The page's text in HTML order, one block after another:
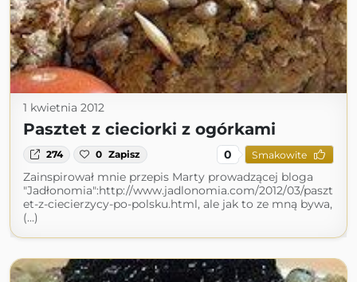
1 kwietnia 2012
Pasztet z cieciorki z ogórkami
274 0 Zapisz 0 Smakowite
Zainspirował mnie przepis Marty prowadzącej bloga
"Jadłonomia":http://www.jadlonomia.com/2012/03/paszt
et-z-ciecierzycy-po-polsku.html, ale jak to ze mną bywa,
(...)